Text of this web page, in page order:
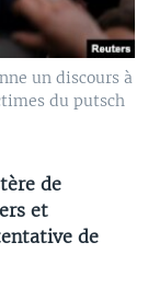
un discours à
du putsch
de
et
de